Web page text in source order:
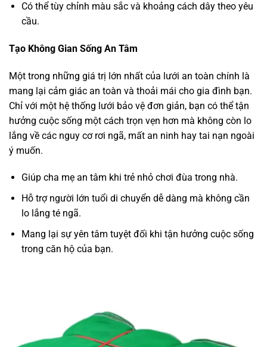
Có thể tùy chỉnh màu sắc và khoảng cách dây theo yêu
cầu.
Tạo Không Gian Sống An Tâm
Một trong những giá trị lớn nhất của lưới an toàn chính là
mang lại cảm giác an toàn và thoải mái cho gia đình bạn.
Chỉ với một hệ thống lưới bảo vệ đơn giản, bạn có thể tận
hưởng cuộc sống một cách trọn vẹn hơn mà không còn lo
lắng về các nguy cơ rơi ngã, mất an ninh hay tai nạn ngoài
ý muốn.
Giúp cha mẹ an tâm khi trẻ nhỏ chơi đùa trong nhà.
Hỗ trợ người lớn tuổi di chuyển dễ dàng mà không cần
lo lắng té ngã.
Mang lại sự yên tâm tuyệt đối khi tận hưởng cuộc sống
trong căn hộ của bạn.